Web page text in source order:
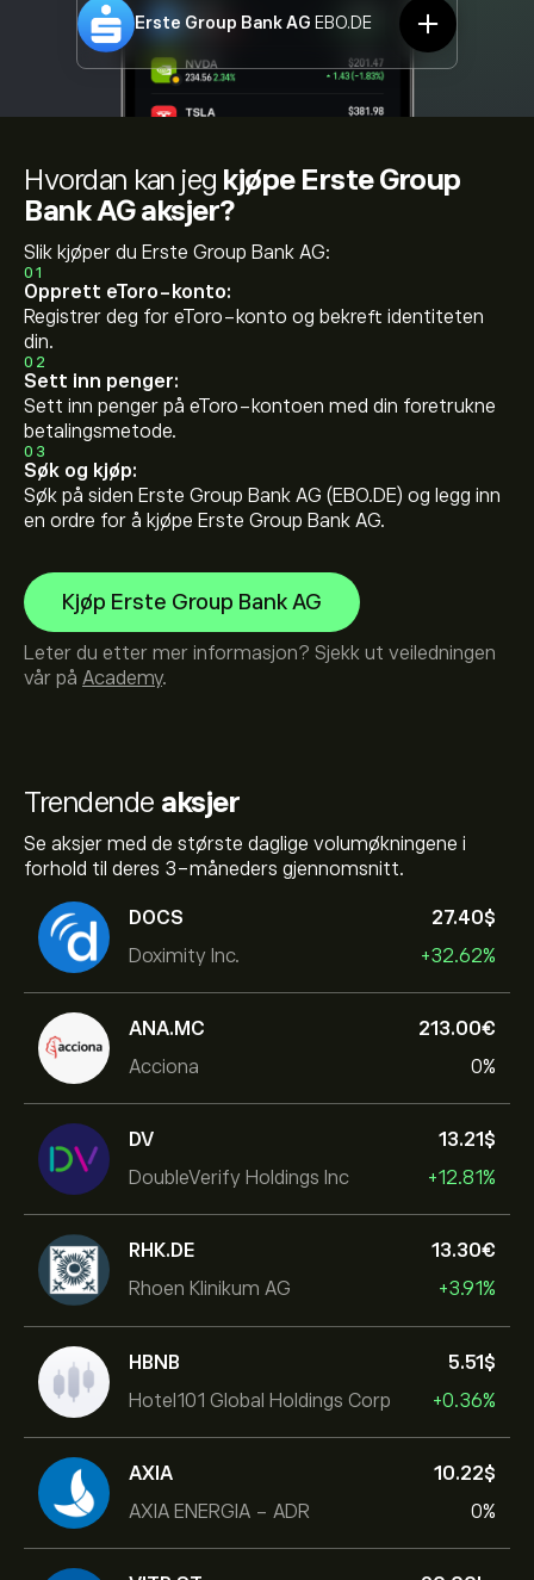
Erste Group Bank AG EBO.DE
Trendende aksjer
Se aksjer med de største daglige volumøkningene i
forhold til deres 3-måneders gjennomsnitt.
DOCS
Doximity Inc.
27.40‎$‎
+32.62%
ANA.MC
Acciona
213.00‎€‎
0%
DV
DoubleVerify Holdings Inc
13.21‎$‎
+12.81%
RHK.DE
Rhoen Klinikum AG
13.30‎€‎
+3.91%
HBNB
Hotel101 Global Holdings Corp
5.51‎$‎
+0.36%
AXIA
AXIA ENERGIA - ADR
10.22‎$‎
0%
Hvordan kan jeg kjøpe Erste Group
Bank AG aksjer?
Slik kjøper du Erste Group Bank AG:
01
Opprett eToro-konto:
Registrer deg for eToro-konto og bekreft identiteten
din.
02
Sett inn penger:
Sett inn penger på eToro-kontoen med din foretrukne
betalingsmetode.
03
Søk og kjøp:
Søk på siden Erste Group Bank AG (EBO.DE) og legg inn
en ordre for å kjøpe Erste Group Bank AG.
Kjøp Erste Group Bank AG
Leter du etter mer informasjon? Sjekk ut veiledningen
vår på Academy.